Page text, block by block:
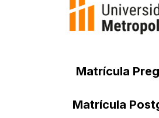
Matrícula
Matrícula